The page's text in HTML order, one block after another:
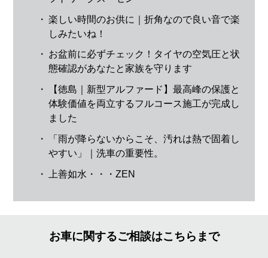
・ 楽しい時間のお供に｜折角なので良い音で楽
しみたいね！
・ お盆前に必ずチェック！タイヤの空気圧と状
態確認があなたと家族を守ります
・
【徳島｜新型アルファード】最高峰の保護と
体験価値を両立するフルコース施工が完成し
ました
・
「雨が降らないからこそ、汚れは熱で固着し
やすい」｜洗車の重要性。
・ 上善如水・・・ZEN
お車に関するご相談はこちらまで